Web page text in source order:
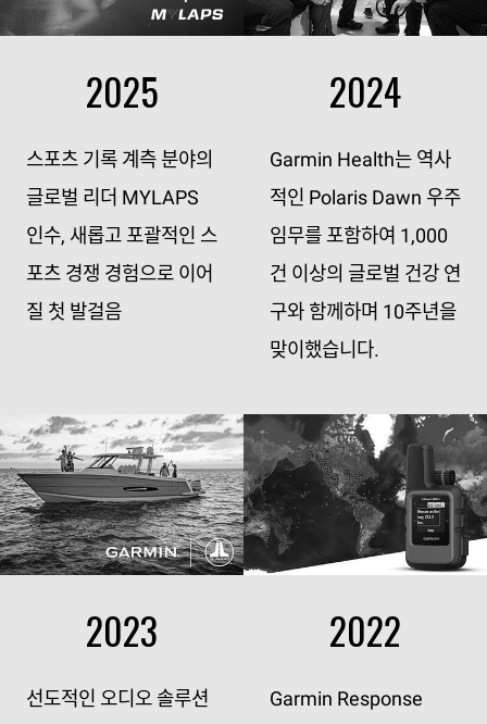
2025
스포츠 기록 계측 분야의
글로벌 리더 MYLAPS
인수, 새롭고 포괄적인 스
포츠 경쟁 경험으로 이어
질 첫 발걸음
2024
Garmin Health는 역사
적인 Polaris Dawn 우주
임무를 포함하여 1,000
건 이상의 글로벌 건강 연
구와 함께하며 10주년을
맞이했습니다.
2023
선도적인 오디오 솔루션
2022
Garmin Response